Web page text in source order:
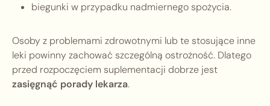
biegunki w przypadku nadmiernego spożycia.
Osoby z problemami zdrowotnymi lub te stosujące inne
leki powinny zachować szczególną ostrożność. Dlatego
przed rozpoczęciem suplementacji dobrze jest
zasięgnąć porady lekarza.